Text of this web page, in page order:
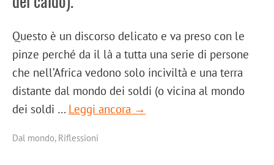
Questo è un discorso delicato e va preso con le
pinze perché da il là a tutta una serie di persone
che nell’Africa vedono solo inciviltà e una terra
distante dal mondo dei soldi (o vicina al mondo
dei soldi … Leggi ancora →
Dal mondo, Riflessioni